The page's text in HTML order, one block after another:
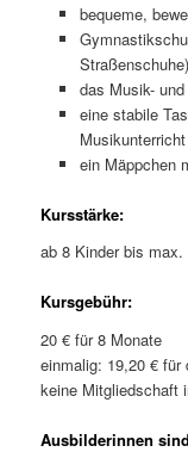
bequeme,
Straßenschuhe)
das Musik-
eine stabile
ein Mäppchen
Kursstärke:
ab 8 Kinder bis
Kursgebühr:
20 € für 8 Monate
einmalig: 19,20 € für
keine Mitgliedschaft
Ausbilderinnen